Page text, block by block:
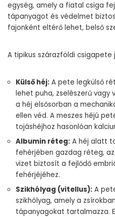
egység, amely a fiatal csiga
tápanyagot és védelmet
fajonként eltérő lehet, belső
A tipikus szárazföldi csigapete
Külső héj: A pete legkülső
lehet puha, zselészerű vagy
a héj elsősorban a
ellen véd. A meszes héjú
tojáshéjhoz hasonlóan
Albumin réteg: A héj alatt
fehérjében gazdag réteg,
vizet biztosít a fejlődő
fehérjéjéhez.
Szikhólyag (vitellus): A
szikhólyag, amely a
tápanyagokat tartalmazza.